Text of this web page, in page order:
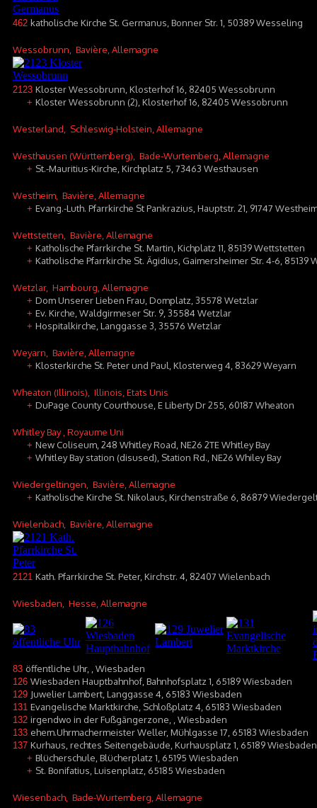
462 katholische Kirche St. Germanus, Bonner Str. 1, 50389 Wesseling
Wessobrunn , Bavière, Allemagne
2123 Kloster Wessobrunn, Klosterhof 16, 82405 Wessobrunn
+ Kloster Wessobrunn (2), Klosterhof 16, 82405 Wessobrunn
Westerland , Schleswig-Holstein, Allemagne
Westhausen (Württemberg) , Bade-Wurtemberg, Allemagne
+ St.-Mauritius-Kirche, Kirchplatz 5, 73463 Westhausen
Westheim , Bavière, Allemagne
+ Evang.-Luth. Pfarrkirche St Pankrazius, Hauptstr. 21, 91747
Wettstetten , Bavière, Allemagne
+ Katholische Pfarrkirche St. Martin, Kichplatz 11, 85139 Wettstetten
+ Katholische Pfarrkirche St. Ägidius, Gaimersheimer Str. 4-6, 85139
Wetzlar, Hambourg, Allemagne
+ Dom Unserer Lieben Frau, Domplatz, 35578 Wetzlar
+ Ev. Kirche, Waldgirmeser Str. 9, 35584 Wetzlar
+ Hospitalkirche, Langgasse 3, 35576 Wetzlar
Weyarn , Bavière, Allemagne
+ Klosterkirche St. Peter und Paul, Klosterweg 4, 83629 Weyarn
Wheaton (Illinois) , Illinois, Etats Unis
+ DuPage County Courthouse, E Liberty Dr 255, 60187 Wheaton
Whitley Bay, Royaume Uni
+ New Coliseum, 248 Whitley Road, NE26 2TE Whitley Bay
+ Whitley Bay station (disused), Station Rd., NE26 Whiley Bay
Wiedergeltingen , Bavière, Allemagne
+ Katholische Kirche St. Nikolaus, Kirchenstraße 6, 86879
Wielenbach , Bavière, Allemagne
2121 Kath. Pfarrkirche St. Peter, Kirchstr. 4, 82407 Wielenbach
Wiesbaden , Hesse, Allemagne
83 öffentliche Uhr, , Wiesbaden
126 Wiesbaden Hauptbahnhof, Bahnhofsplatz 1, 65189 Wiesbaden
129 Juwelier Lambert, Langgasse 4, 65183 Wiesbaden
131 Evangelische Marktkirche, Schloßplatz 4, 65183 Wiesbaden
132 irgendwo in der Fußgängerzone, , Wiesbaden
133 ehem.Uhrmachermeister Weller, Mühlgasse 17, 65183 Wiesbaden
137 Kurhaus, rechtes Seitengebäude, Kurhausplatz 1, 65189 Wiesbaden
+ Blücherschule, Blücherplatz 1, 65195 Wiesbaden
+ St. Bonifatius, Luisenplatz, 65185 Wiesbaden
Wiesenbach , Bade-Wurtemberg, Allemagne